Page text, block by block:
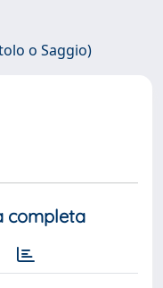
o Saggio)
completa